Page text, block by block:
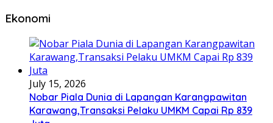
Ekonomi
July 15, 2026
Nobar Piala Dunia di Lapangan Karangpawitan
Karawang,Transaksi Pelaku UMKM Capai Rp 839